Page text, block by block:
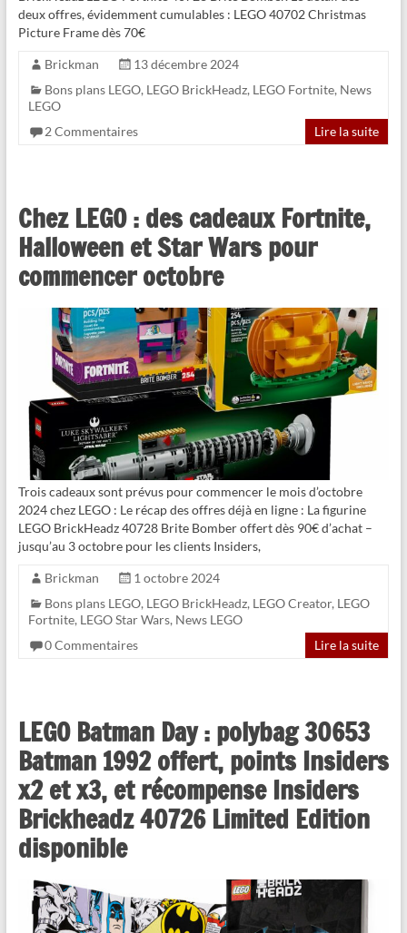
deux offres, évidemment cumulables : LEGO 40702 Christmas
Picture Frame dès 70€
Brickman
13 décembre 2024
Bons plans LEGO, LEGO BrickHeadz, LEGO Fortnite, News
LEGO
2 Commentaires
Lire la suite
Chez LEGO : des cadeaux Fortnite,
Halloween et Star Wars pour
commencer octobre
Trois cadeaux sont prévus pour commencer le mois d’octobre
2024 chez LEGO : Le récap des offres déjà en ligne : La figurine
LEGO BrickHeadz 40728 Brite Bomber offert dès 90€ d’achat –
jusqu’au 3 octobre pour les clients Insiders,
Brickman
1 octobre 2024
Bons plans LEGO, LEGO BrickHeadz, LEGO Creator, LEGO
Fortnite, LEGO Star Wars, News LEGO
0 Commentaires
Lire la suite
LEGO Batman Day : polybag 30653
Batman 1992 offert, points Insiders
x2 et x3, et récompense Insiders
Brickheadz 40726 Limited Edition
disponible